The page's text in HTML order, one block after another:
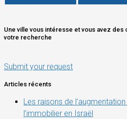
Une ville vous intéresse et vous avez
votre recherche
Submit your request
Articles récents
Les raisons de
l’immobilier en Israël